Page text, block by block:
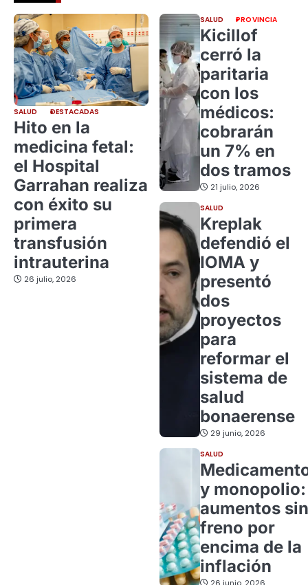
SALUD DESTACADAS
Hito en la
medicina fetal:
el Hospital
Garrahan realiza
con éxito su
primera
transfusión
intrauterina
26 julio, 2026
SALUD PROVINCIA
Kicillof
cerró la
paritaria
con los
médicos:
cobrarán
un 7% en
dos tramos
21 julio, 2026
SALUD
Kreplak
defendió el
IOMA y
presentó
dos
proyectos
para
reformar el
sistema de
salud
bonaerense
29 junio, 2026
SALUD
y monopolio:
aumentos sin
freno por
encima de la
inflación